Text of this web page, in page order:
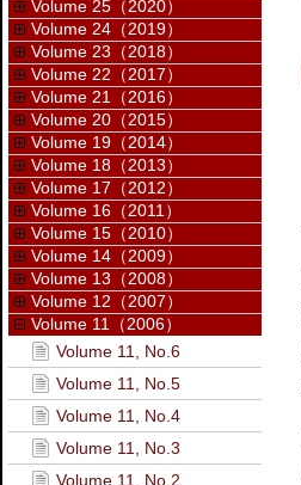
Volume 25（2020）
Volume 24（2019）
Volume 23（2018）
Volume 22（2017）
Volume 21（2016）
Volume 20（2015）
Volume 19（2014）
Volume 18（2013）
Volume 17（2012）
Volume 16（2011）
Volume 15（2010）
Volume 14（2009）
Volume 13（2008）
Volume 12（2007）
Volume 11（2006）
Volume 11, No.6
Volume 11, No.5
Volume 11, No.4
Volume 11, No.3
Volume 11, No.2